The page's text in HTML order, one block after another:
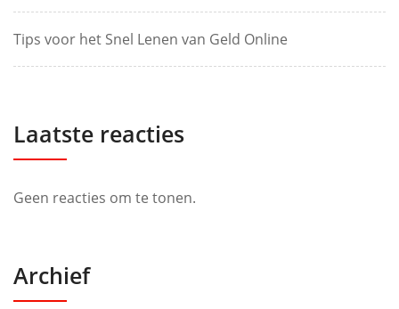
Tips voor het Snel Lenen van Geld Online
Laatste reacties
Geen reacties om te tonen.
Archief